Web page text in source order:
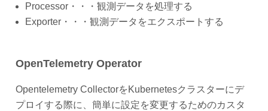
Processor・・・観測データを処理する
Exporter・・・観測データをエクスポートする
OpenTelemetry Operator
Opentelemetry CollectorをKubernetesクラスターにデ
プロイする際に、簡単に設定を変更するためのカスタ